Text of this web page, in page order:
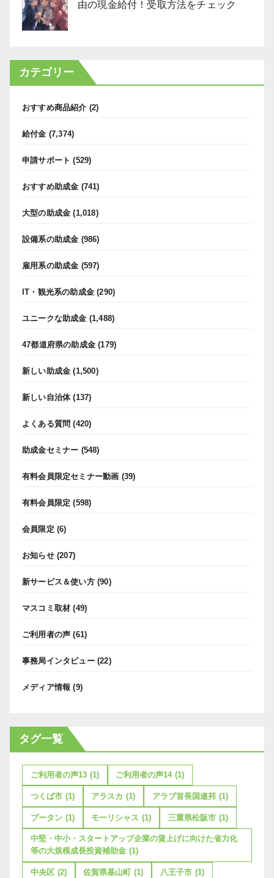
由の現金給付！受取方法をチェック
カテゴリー
おすすめ商品紹介 (2)
給付金 (7,374)
申請サポート (529)
おすすめ助成金 (741)
大型の助成金 (1,018)
設備系の助成金 (986)
雇用系の助成金 (597)
IT・観光系の助成金 (290)
ユニークな助成金 (1,488)
47都道府県の助成金 (179)
新しい助成金 (1,500)
新しい自治体(137)
よくある質問 (420)
助成金セミナー (548)
有料会員限定セミナー動画 (39)
有料会員限定 (598)
会員限定 (6)
お知らせ(207)
新サービス＆使い方(90)
マスコミ取材 (49)
ご利用者の声 (61)
事務局インタビュー(22)
メディア情報 (9)
タグ一覧
ご利用者の声13 (1) ご利用者の声14 (1)
つくば市 (1) アラスカ (1) アラブ首長国連邦 (1)
ブータン (1) モーリシャス (1) 三重県松阪市 (1)
中堅・中小・スタートアップ企業の賃上げに向けた省力化
等の大規模成長投資補助金 (1)
中央区 (2) 佐賀県基山町 (1) 八王子市 (1)